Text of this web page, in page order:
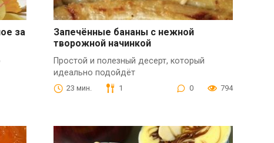
за
Запечённые бананы с нежной
творожной начинкой
Простой и полезный десерт, который
идеально подойдёт
23 мин. 1 0 794